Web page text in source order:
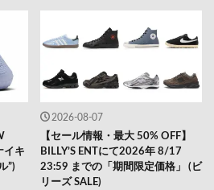
イキ
”)
2026-08-07
【セール情報・最大 50% OFF】
BILLY’S ENTにて2026年 8/17
23:59 までの「期間限定価格」 (ビ
リーズ SALE)